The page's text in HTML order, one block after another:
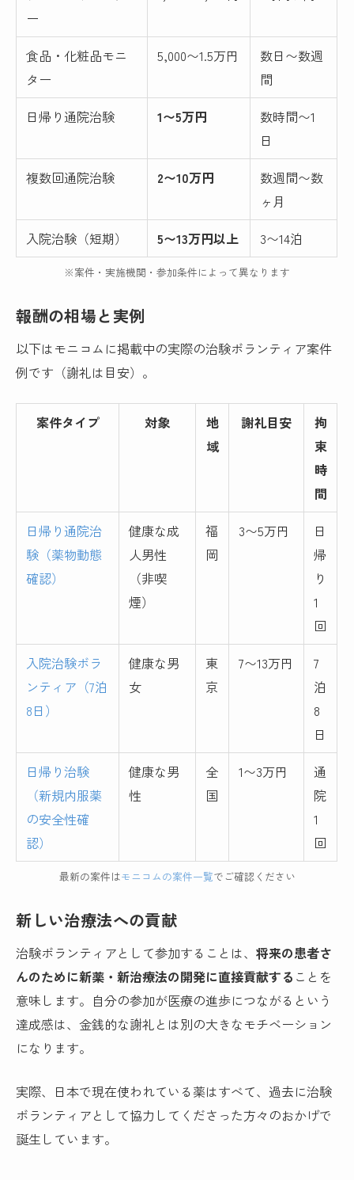
ー
食品・化粧品モニ
ター
5,000〜1.5万円
数日〜数週
間
日帰り通院治験
1〜5万円
数時間〜1
日
複数回通院治験
2〜10万円
数週間〜数
ヶ月
入院治験（短期）
5〜13万円以上 3〜14泊
※案件・実施機関・参加条件によって異なります
報酬の相場と実例
以下はモニコムに掲載中の実際の治験ボランティア案件
例です（謝礼は目安）。
案件タイプ 対象
地
域
謝礼目安
拘
束
時
間
日帰り通院治
験（薬物動態
確認）
健康な成
人男性
（非喫
煙）
福
岡
3〜5万円
日
帰
り
1
回
入院治験ボラ
ンティア（7泊
8日）
健康な男
女
東
京
7〜13万円
7
泊
8
日
日帰り治験
（新規内服薬
の安全性確
認）
健康な男
性
全
国
1〜3万円
通
院
1
回
最新の案件はモニコムの案件一覧でご確認ください
新しい治療法への貢献
治験ボランティアとして参加することは、将来の患者さ
んのために新薬・新治療法の開発に直接貢献する ことを
意味します。自分の参加が医療の進歩につながるという
達成感は、金銭的な謝礼とは別の大きなモチベーション
になります。
実際、日本で現在使われている薬はすべて、過去に治験
ボランティアとして協力してくださった方々のおかげで
誕生しています。